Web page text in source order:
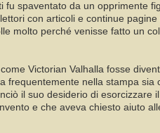
spaventato da un opprimente
con articoli e continue
molto perché venisse fatto un
Victorian Valhalla fosse
nella stampa
il suo desiderio di esorcizzare
e che aveva chiesto aiuto